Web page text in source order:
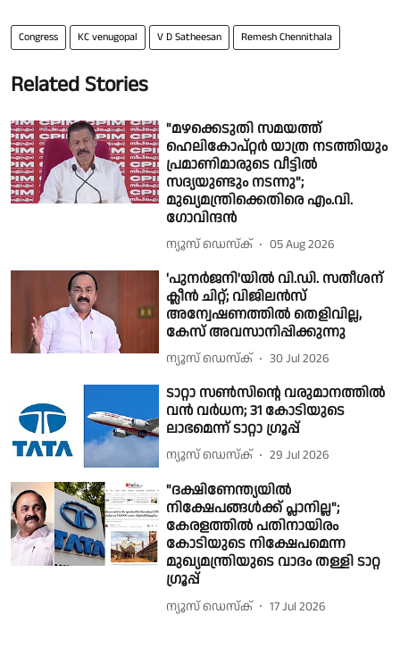
Congress KC venugopal V D Satheesan Remesh Chennithala
Related Stories
"മഴക്കെടുതി സമയത്ത്
ഹെലികോപ്റ്റർ യാത്ര നടത്തിയും
പ്രമാണിമാരുടെ വീട്ടിൽ
സദ്യയുണ്ടും നടന്നു";
മുഖ്യമന്ത്രിക്കെതിരെ എം.വി.
ഗോവിന്ദൻ
ന്യൂസ് ഡെസ്ക് 05 Aug 2026
'പുനർജനി'യില്‍ വി.ഡി. സതീശന്
ക്ലീന്‍ ചിറ്റ്; വിജിലൻസ്
അന്വേഷണത്തിൽ തെളിവില്ല,
കേസ് അവസാനിപ്പിക്കുന്നു
ന്യൂസ് ഡെസ്ക് 30 Jul 2026
ടാറ്റാ സൺസിൻ്റെ വരുമാനത്തിൽ
വൻ വർധന; 31 കോടിയുടെ
ലാഭമെന്ന് ടാറ്റാ ഗ്രൂപ്പ്
ന്യൂസ് ഡെസ്ക് 29 Jul 2026
"ദക്ഷിണേന്ത്യയിൽ
നിക്ഷേപങ്ങൾക്ക് പ്ലാനില്ല";
കേരളത്തിൽ പതിനായിരം
കോടിയുടെ നിക്ഷേപമെന്ന
മുഖ്യമന്ത്രിയുടെ വാദം തള്ളി ടാറ്റ
ഗ്രൂപ്പ്
ന്യൂസ് ഡെസ്ക് 17 Jul 2026